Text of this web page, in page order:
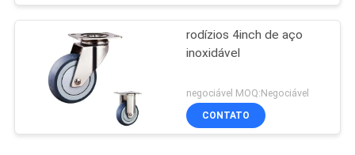
rodízios 4inch de aço
inoxidável
negociável MOQ:Negociável
CONTATO